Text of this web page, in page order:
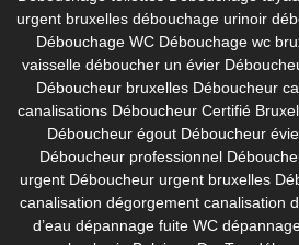
urgent bruxelles débouchage urinoir
Débouchage WC Débouchage wc
vaisselle déboucher un évier
Déboucheur bruxelles Déboucheur
canalisations Déboucheur Certifié
Déboucheur égout Déboucheur
Déboucheur professionnel
urgent Déboucheur urgent bruxelles
canalisation dégorgement canalisation
d’eau dépannage fuite WC